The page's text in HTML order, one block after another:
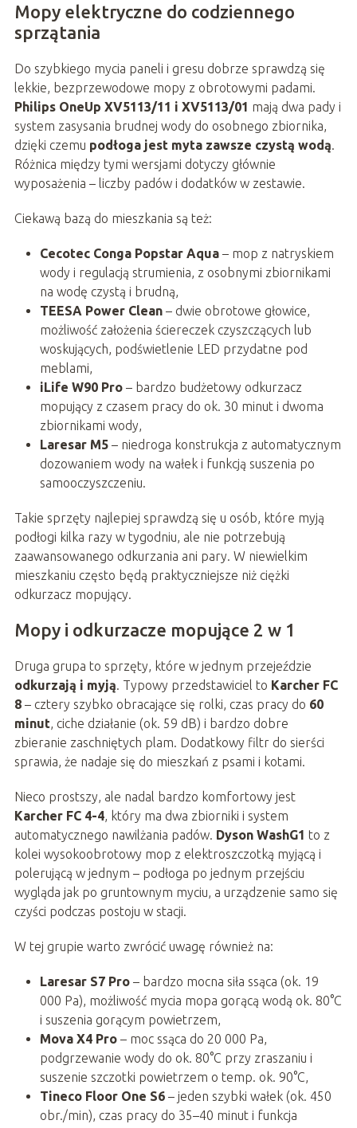
Mopy elektryczne do codziennego
sprzątania
Do szybkiego mycia paneli i gresu dobrze sprawdzą się
lekkie, bezprzewodowe mopy z obrotowymi padami.
Philips OneUp XV5113/11 i XV5113/01 mają dwa pady i
system zasysania brudnej wody do osobnego zbiornika,
dzięki czemu podłoga jest myta zawsze czystą wodą
Różnica między tymi wersjami dotyczy głównie
wyposażenia – liczby padów i dodatków w zestawie.
Ciekawą bazą do mieszkania są też:
Cecotec Conga Popstar Aqua– mop z natryskiem
wody i regulacją strumienia, z osobnymi zbiornikami
na wodę czystą i brudną,
TEESA Power Clean– dwie obrotowe głowice,
możliwość założenia ściereczek czyszczących lub
woskujących, podświetlenie LED przydatne pod
meblami,
iLife W90 Pro– bardzo budżetowy odkurzacz
mopujący z czasem pracy do ok. 30 minut i dwoma
zbiornikami wody,
Laresar M5– niedroga konstrukcja z automatycznym
dozowaniem wody na wałek i funkcją suszenia po
samooczyszczeniu.
Takie sprzęty najlepiej sprawdzą się u osób, które myją
podłogi kilka razy w tygodniu, ale nie potrzebują
zaawansowanego odkurzania ani pary. W niewielkim
mieszkaniu często będą praktyczniejsze niż ciężki
odkurzacz mopujący.
Mopy i odkurzacze mopujące 2 w 1
Druga grupa to sprzęty, które w jednym przejeździe
odkurzają i myją . Typowy przedstawiciel to Karcher FC
8– cztery szybko obracające się rolki, czas pracy do 60
minut , ciche działanie (ok. 59 dB) i bardzo dobre
zbieranie zaschniętych plam. Dodatkowy filtr do sierści
sprawia, że nadaje się do mieszkań z psami i kotami.
Nieco prostszy, ale nadal bardzo komfortowy jest
Karcher FC 4-4, który ma dwa zbiorniki i system
automatycznego nawilżania padów. Dyson WashG1 to z
kolei wysokoobrotowy mop z elektroszczotką myjącą i
polerującą w jednym – podłoga po jednym przejściu
wygląda jak po gruntownym myciu, a urządzenie samo się
czyści podczas postoju w stacji.
W tej grupie warto zwrócić uwagę również na:
Laresar S7 Pro– bardzo mocna siła ssąca (ok. 19
000 Pa), możliwość mycia mopa gorącą wodą ok. 80°C
i suszenia gorącym powietrzem,
Mova X4 Pro– moc ssąca do 20 000 Pa,
podgrzewanie wody do ok. 80°C przy zraszaniu i
suszenie szczotki powietrzem o temp. ok. 90°C,
Tineco Floor One S6– jeden szybki wałek (ok. 450
obr./min), czas pracy do 35–40 minut i funkcja